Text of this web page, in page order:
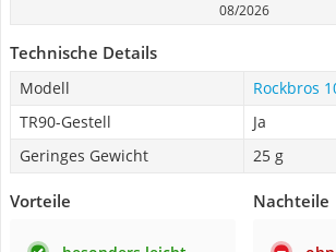
08/2026
Technische Details
Modell
Rockbros
TR90-Gestell
Ja
Geringes Gewicht
25 g
Vorteile Nachteile